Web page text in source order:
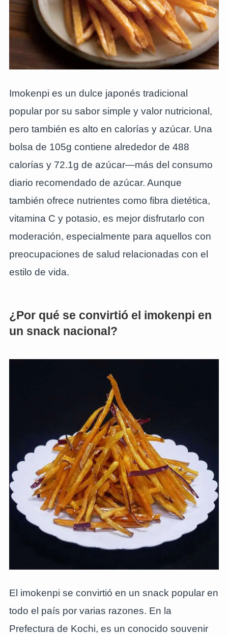
Imokenpi es un dulce japonés tradicional
popular por su sabor simple y valor nutricional,
pero también es alto en calorías y azúcar. Una
bolsa de 105g contiene alrededor de 488
calorías y 72.1g de azúcar—más del consumo
diario recomendado de azúcar. Aunque
también ofrece nutrientes como fibra dietética,
vitamina C y potasio, es mejor disfrutarlo con
moderación, especialmente para aquellos con
preocupaciones de salud relacionadas con el
estilo de vida.
¿Por qué se convirtió el imokenpi en
un snack nacional?
El imokenpi se convirtió en un snack popular en
todo el país por varias razones. En la
Prefectura de Kochi, es un conocido souvenir